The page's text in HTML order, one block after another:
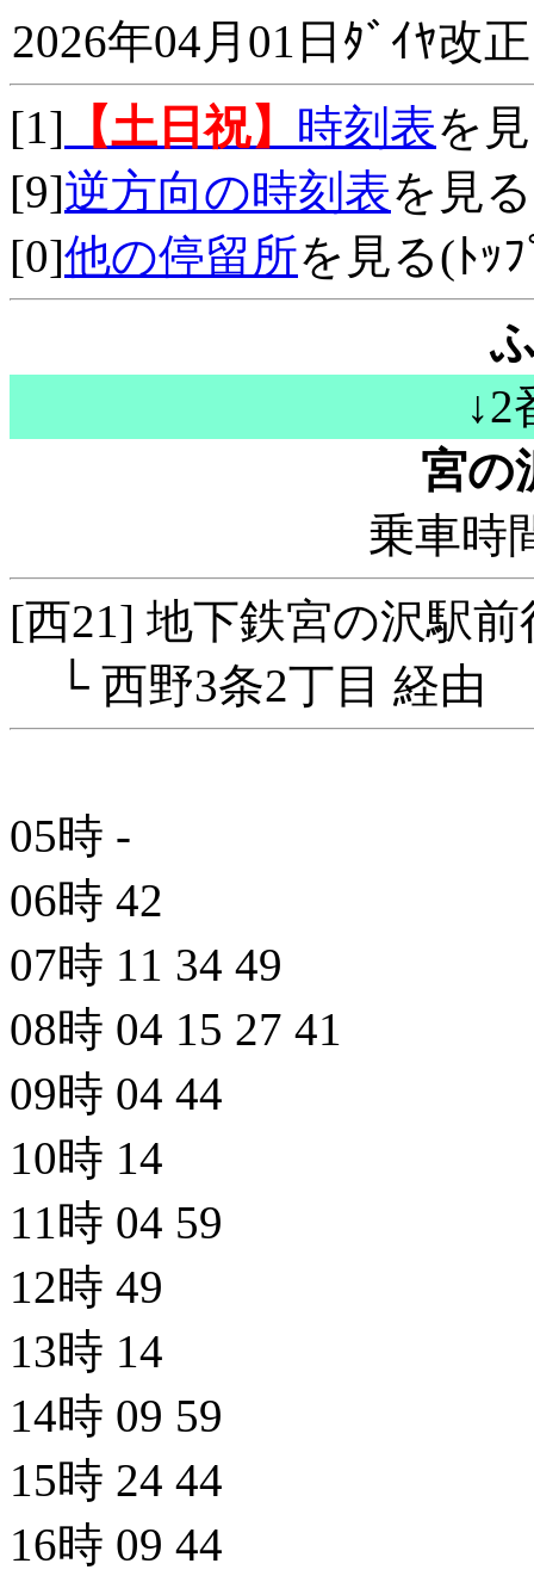
2026年04月01日ﾀﾞｲﾔ改正
[1] 【土日祝】 時刻表を
[9]逆方向の時刻表を見る
[0]他の停留所を見る(ﾄｯ
↓2
宮の
乗車時
[西21] 地下鉄宮の沢駅
└ 西野3条2丁目 経由
05時 -
06時 42
07時 11 34 49
08時 04 15 27 41
09時 04 44
10時 14
11時 04 59
12時 49
13時 14
14時 09 59
15時 24 44
16時 09 44